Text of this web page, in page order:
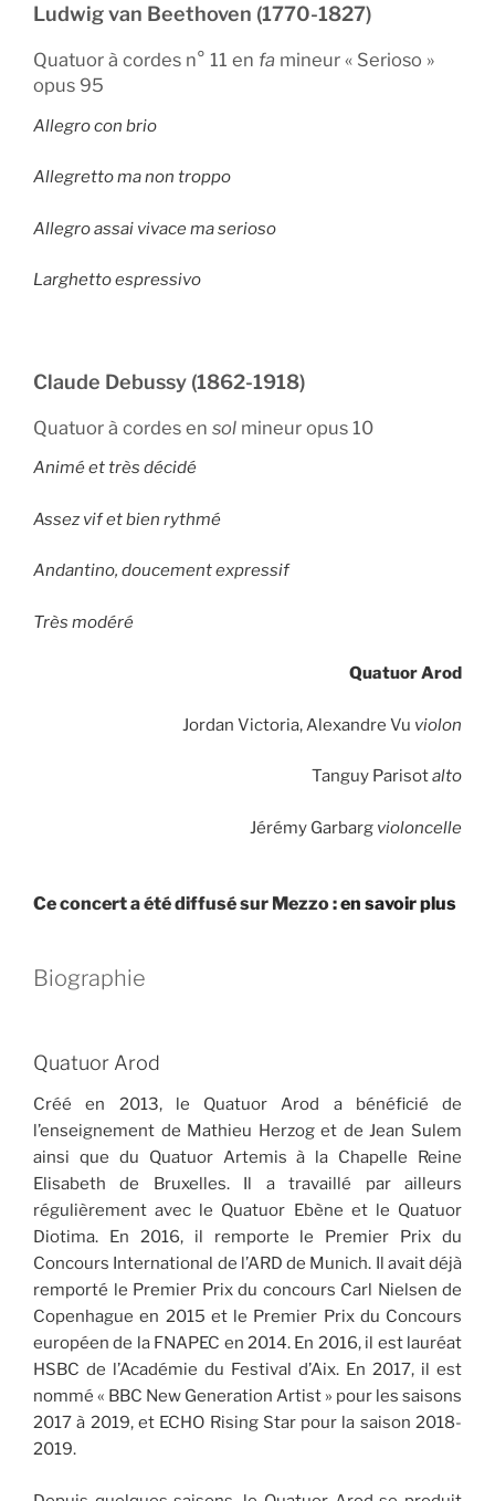
Ludwig van Beethoven (1770-1827)
Quatuor à cordes n° 11 en fa mineur « Serioso »
opus 95
Allegro con brio
Allegretto ma non troppo
Allegro assai vivace ma serioso
Larghetto espressivo
Claude Debussy (1862-1918)
Quatuor à cordes en sol mineur opus 10
Animé et très décidé
Assez vif et bien rythmé
Andantino, doucement expressif
Très modéré
Quatuor Arod
Jordan Victoria, Alexandre Vu violon
Tanguy Parisotalto
Jérémy Garbarg violoncelle
Ce concert a été diffusé sur Mezzo :en savoir plus
Biographie
Quatuor Arod
Créé en 2013, le Quatuor Arod a bénéficié de
l’enseignement de Mathieu Herzog et de Jean Sulem
ainsi que du Quatuor Artemis à la Chapelle Reine
Elisabeth de Bruxelles. Il a travaillé par ailleurs
régulièrement avec le Quatuor Ebène et le Quatuor
Diotima. En 2016, il remporte le Premier Prix du
Concours International de l’ARD de Munich. Il avait déjà
remporté le Premier Prix du concours Carl Nielsen de
Copenhague en 2015 et le Premier Prix du Concours
européen de la FNAPEC en 2014. En 2016, il est lauréat
HSBC de l’Académie du Festival d’Aix. En 2017, il est
nommé « BBC New Generation Artist » pour les saisons
2017 à 2019, et ECHO Rising Star pour la saison 2018-
2019.